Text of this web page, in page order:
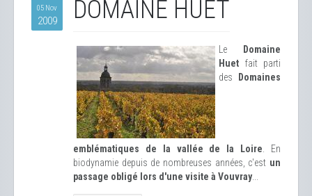
05 Nov
2009 DOMAINE HUET
Le
Domaine
Huet fait parti
des
Domaines
emblématiques de la vallée de la Loire . En
biodynamie depuis de nombreuses années, c'est un
passage obligé lors d'une visite à Vouvray...